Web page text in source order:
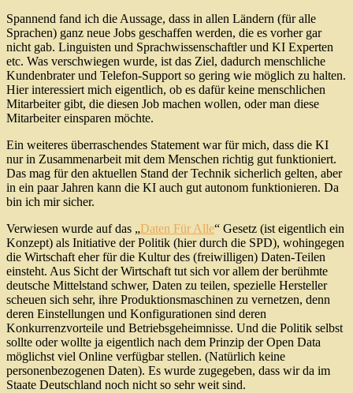
Spannend fand ich die Aussage, dass in allen Ländern (für alle
Sprachen) ganz neue Jobs geschaffen werden, die es vorher gar
nicht gab. Linguisten und Sprachwissenschaftler und KI Experten
etc. Was verschwiegen wurde, ist das Ziel, dadurch menschliche
Kundenbrater und Telefon-Support so gering wie möglich zu halten.
Hier interessiert mich eigentlich, ob es dafür keine menschlichen
Mitarbeiter gibt, die diesen Job machen wollen, oder man diese
Mitarbeiter einsparen möchte.
Ein weiteres überraschendes Statement war für mich, dass die KI
nur in Zusammenarbeit mit dem Menschen richtig gut funktioniert.
Das mag für den aktuellen Stand der Technik sicherlich gelten, aber
in ein paar Jahren kann die KI auch gut autonom funktionieren. Da
bin ich mir sicher.
Verwiesen wurde auf das „Daten Für Alle“ Gesetz (ist eigentlich ein
Konzept) als Initiative der Politik (hier durch die SPD), wohingegen
die Wirtschaft eher für die Kultur des (freiwilligen) Daten-Teilen
einsteht. Aus Sicht der Wirtschaft tut sich vor allem der berühmte
deutsche Mittelstand schwer, Daten zu teilen, spezielle Hersteller
scheuen sich sehr, ihre Produktionsmaschinen zu vernetzen, denn
deren Einstellungen und Konfigurationen sind deren
Konkurrenzvorteile und Betriebsgeheimnisse. Und die Politik selbst
sollte oder wollte ja eigentlich nach dem Prinzip der Open Data
möglichst viel Online verfügbar stellen. (Natürlich keine
personenbezogenen Daten). Es wurde zugegeben, dass wir da im
Staate Deutschland noch nicht so sehr weit sind.